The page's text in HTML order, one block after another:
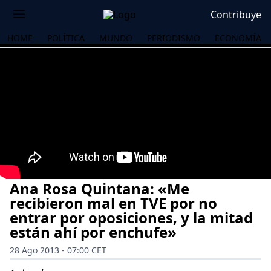
Contribuye
HOME POLÍTICA MUNDO PERIODISMO ECONOMÍA
Ana Rosa Quintana: «Me
recibieron mal en TVE por no
entrar por oposiciones, y la mitad
están ahí por enchufe»
28 Ago 2013 - 07:00 CET